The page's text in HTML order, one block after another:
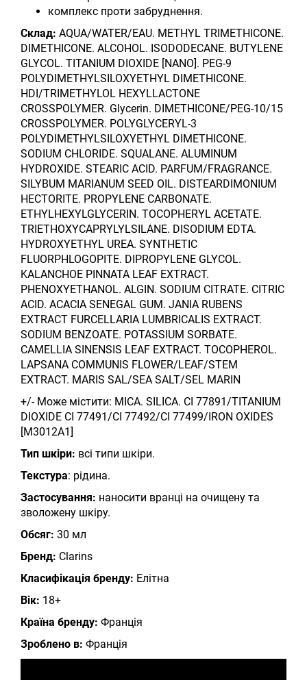
комплекс проти забруднення.
Склад: AQUA/WATER/EAU. METHYL TRIMETHICONE.
DIMETHICONE. ALCOHOL. ISODODECANE. BUTYLENE
GLYCOL. TITANIUM DIOXIDE [NANO]. PEG-9
POLYDIMETHYLSILOXYETHYL DIMETHICONE.
HDI/TRIMETHYLOL HEXYLLACTONE
CROSSPOLYMER. Glycerin. DIMETHICONE/PEG-10/15
CROSSPOLYMER. POLYGLYCERYL-3
POLYDIMETHYLSILOXYETHYL DIMETHICONE.
SODIUM CHLORIDE. SQUALANE. ALUMINUM
HYDROXIDE. STEARIC ACID. PARFUM/FRAGRANCE.
SILYBUM MARIANUM SEED OIL. DISTEARDIMONIUM
HECTORITE. PROPYLENE CARBONATE.
ETHYLHEXYLGLYCERIN. TOCOPHERYL ACETATE.
TRIETHOXYCAPRYLYLSILANE. DISODIUM EDTA.
HYDROXYETHYL UREA. SYNTHETIC
FLUORPHLOGOPITE. DIPROPYLENE GLYCOL.
KALANCHOE PINNATA LEAF EXTRACT.
PHENOXYETHANOL. ALGIN. SODIUM CITRATE. CITRIC
ACID. ACACIA SENEGAL GUM. JANIA RUBENS
EXTRACT FURCELLARIA LUMBRICALIS EXTRACT.
SODIUM BENZOATE. POTASSIUM SORBATE.
CAMELLIA SINENSIS LEAF EXTRACT. TOCOPHEROL.
LAPSANA COMMUNIS FLOWER/LEAF/STEM
EXTRACT. MARIS SAL/SEA SALT/SEL MARIN
+/- Може містити: MICA. SILICA. CI 77891/TITANIUM
DIOXIDE CI 77491/CI 77492/CI 77499/IRON OXIDES
[M3012A1]
Тип шкіри: всі типи шкіри.
Текстура: рідина.
Застосування: наносити вранці на очищену та
зволожену шкіру.
Обсяг: 30 мл
Бренд: Clarins
Класифікація бренду: Елітна
Вік: 18+
Країна бренду: Франція
Зроблено в: Франція